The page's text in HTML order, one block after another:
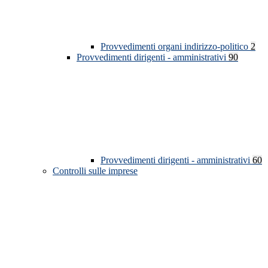
Provvedimenti organi indirizzo-politico 2
Provvedimenti dirigenti - amministrativi 90
Provvedimenti dirigenti - amministrativi 60
Controlli sulle imprese